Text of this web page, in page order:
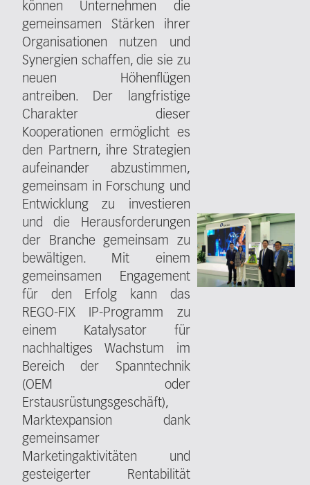
können Unternehmen die
gemeinsamen Stärken ihrer
Organisationen nutzen und
Synergien schaffen, die sie zu
neuen Höhenflügen
antreiben. Der langfristige
Charakter dieser
Kooperationen ermöglicht es
den Partnern, ihre Strategien
aufeinander abzustimmen,
gemeinsam in Forschung und
Entwicklung zu investieren
und die Herausforderungen
der Branche gemeinsam zu
bewältigen. Mit einem
gemeinsamen Engagement
für den Erfolg kann das
REGO-FIX IP-Programm zu
einem Katalysator für
nachhaltiges Wachstum im
Bereich der Spanntechnik
(OEM oder
Erstausrüstungsgeschäft),
Marktexpansion dank
gemeinsamer
Marketingaktivitäten und
gesteigerter Rentabilität